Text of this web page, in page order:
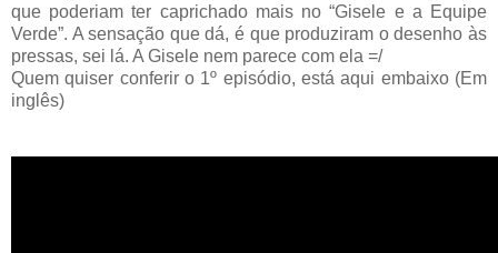
que poderiam ter caprichado mais no “Gisele e a Equipe
Verde”. A sensação que dá, é que produziram o desenho às
pressas, sei lá. A Gisele nem parece com ela =/
Quem quiser conferir o 1º episódio, está aqui embaixo (Em
inglês)